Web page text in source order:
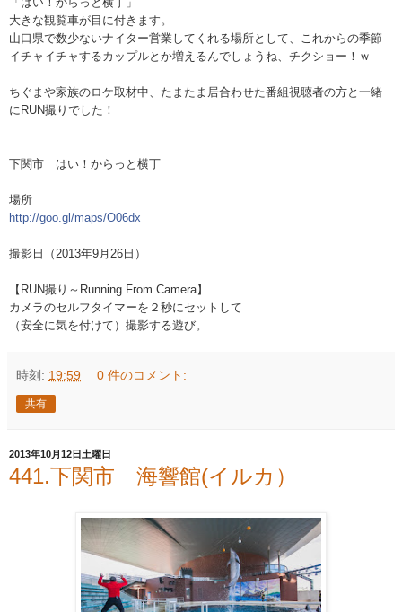
大きな観覧車が目に付きます。
山口県で数少ないナイター営業してくれる場所として、こ れからの季節
イチャイチャするカップルとか増えるんでし ょうね、チクショー！ｗ
ちぐまや家族のロケ取材中、たまたま居合わせた番組視聴者の方と一緒
にRUN撮りでした！
下関市 はい！からっと横丁
場所
http://goo.gl/maps/O06dx
撮影日（2013年9月26日）
【RUN撮り～Running From Camera】
カメラのセルフタイマーを２秒にセットして
（安全に気を付けて）撮影する遊び。
時刻: 19:59 0 件のコメント:
共有
2013年10月12日土曜日
441.下関市 海響館(イルカ）